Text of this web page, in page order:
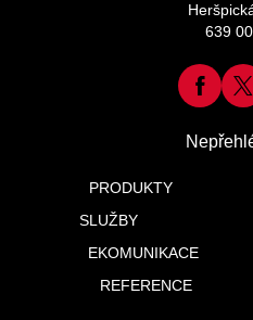
639
PRODUKTY
SLUŽBY
EKOMUNIKACE
REFERENCE